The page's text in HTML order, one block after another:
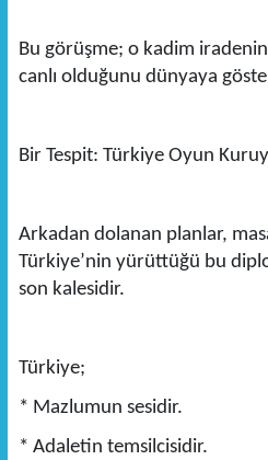
Bu görüşme; o kadim
canlı olduğunu dünyaya
Bir Tespit: Türkiye Oyun
Arkadan dolanan planlar,
Türkiye’nin yürüttüğü bu
son kalesidir.
Türkiye;
* Mazlumun sesidir.
* Adaletin temsilcisidir.